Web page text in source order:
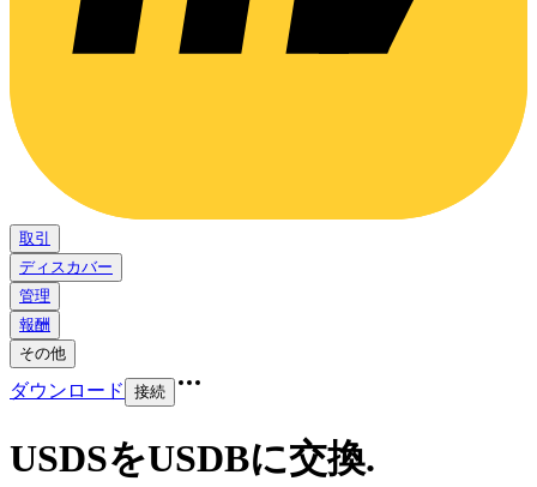
取引
ディスカバー
管理
報酬
その他
ダウンロード 接続
USDSをUSDBに交換.